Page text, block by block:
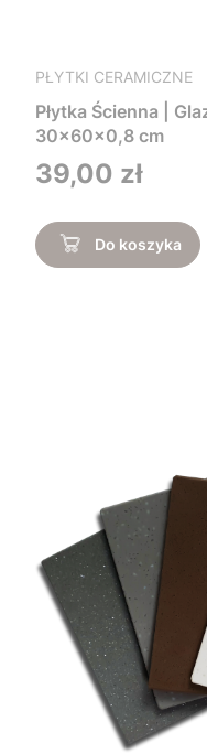
PŁYTKI CERAMICZNE
Płytka Ścienna |
30x60x0,8 cm
Cena
39,00 zł
Do koszyka